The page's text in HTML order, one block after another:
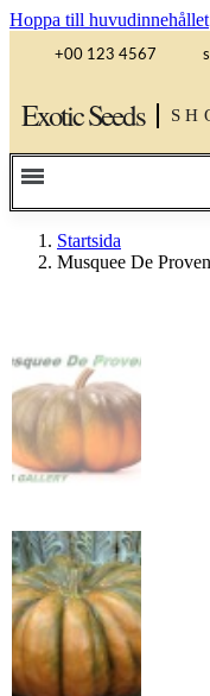
Hoppa till huvudinnehållet
+00 123 4567
Exotic Seeds
Startsida
Musquee De